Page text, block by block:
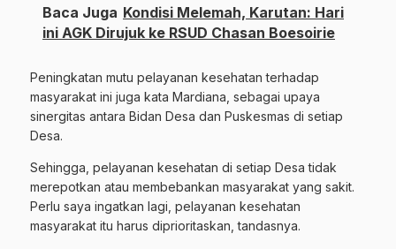
Baca Juga Kondisi Melemah, Karutan: Hari
ini AGK Dirujuk ke RSUD Chasan Boesoirie
Peningkatan mutu pelayanan kesehatan terhadap
masyarakat ini juga kata Mardiana, sebagai upaya
sinergitas antara Bidan Desa dan Puskesmas di setiap
Desa.
Sehingga, pelayanan kesehatan di setiap Desa tidak
merepotkan atau membebankan masyarakat yang sakit.
Perlu saya ingatkan lagi, pelayanan kesehatan
masyarakat itu harus diprioritaskan, tandasnya.